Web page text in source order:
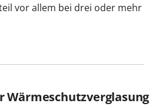
vor allem bei drei oder mehr
Wärmeschutzverglasung